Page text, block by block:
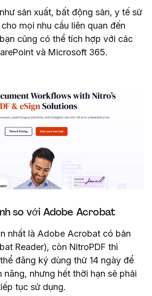
sản xuất, bất động sản, y tế sử
mọi nhu cầu liên quan đến
cũng có thể tích hợp với các
và Microsoft 365.
so với Adobe Acrobat
nhất là Adobe Acrobat có bản
Reader), còn NitroPDF thì
đăng ký dùng thử 14 ngày để
năng, nhưng hết thời hạn sẽ phải
tục sử dụng.